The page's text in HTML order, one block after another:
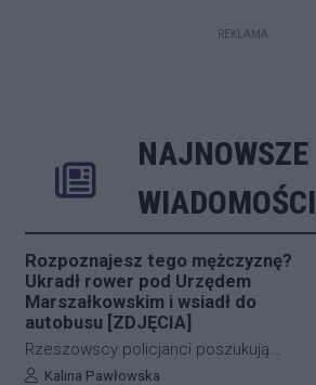
REKLAMA
NAJNOWSZE
WIADOMOŚCI
Rozpoznajesz tego mężczyznę?
Ukradł rower pod Urzędem
Marszałkowskim i wsiadł do
autobusu [ZDJĘCIA]
Rzeszowscy policjanci poszukują
sprawcy kradzieży roweru marki Kross
Autor artykułu:
Kalina Pawłowska